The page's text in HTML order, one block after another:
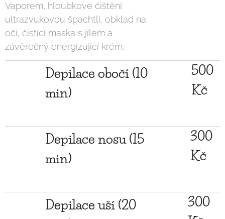
Vaporem, hloubkové čištění
ultrazvukovou špachtlí, obklad na
oči, čistící maska s jílem a
závěrečný energizující krém.
Depilace obočí (10
min)
500
Kč
Depilace nosu (15
min)
300
Kč
Depilace uší (20
300